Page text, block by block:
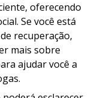
oferecendo
Se você está
recuperação,
mais sobre
ajudar você a